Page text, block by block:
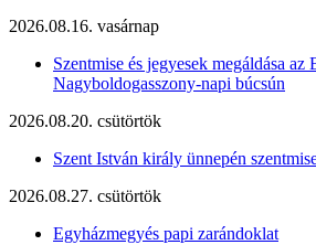
2026.08.16. vasárnap
Szentmise és jegyesek megáldása az
Nagyboldogasszony-napi búcsún
2026.08.20. csütörtök
Szent István király ünnepén
2026.08.27. csütörtök
Egyházmegyés papi zarándoklat